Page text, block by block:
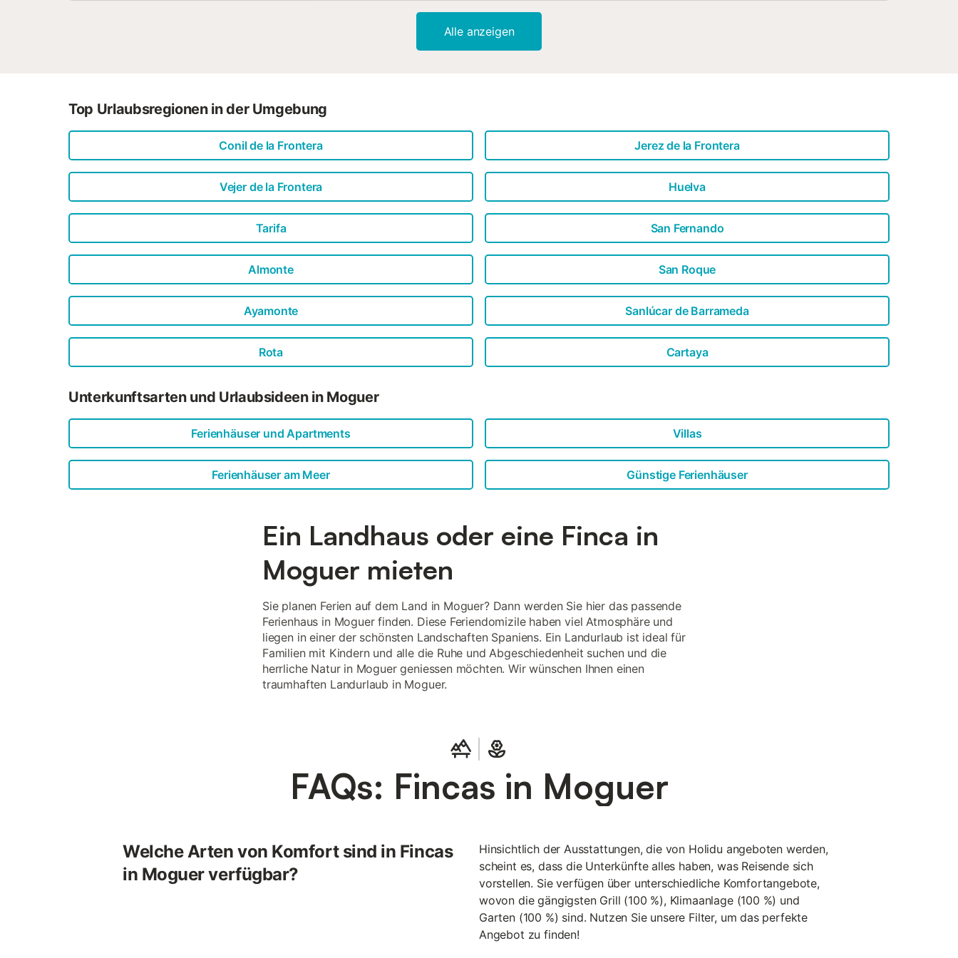
dir vor Ort außerdem eine Waschmaschine und ein Wäschetrockner zur Verfügung....
Alle anzeigen
Top Urlaubsregionen in der Umgebung
Conil de la Frontera Jerez de la Frontera
Vejer de la Frontera Huelva
Tarifa San Fernando
Almonte San Roque
Ayamonte Sanlúcar de Barrameda
Rota Cartaya
Unterkunftsarten und Urlaubsideen in Moguer
Ferienhäuser und Apartments Villas
Ferienhäuser am Meer Günstige Ferienhäuser
Ein Landhaus oder eine Finca in
Moguer mieten
Sie planen Ferien auf dem Land in Moguer? Dann werden Sie hier das passende
Ferienhaus in Moguer finden. Diese Feriendomizile haben viel Atmosphäre und
liegen in einer der schönsten Landschaften Spaniens. Ein Landurlaub ist ideal für
Familien mit Kindern und alle die Ruhe und Abgeschiedenheit suchen und die
herrliche Natur in Moguer geniessen möchten. Wir wünschen Ihnen einen
traumhaften Landurlaub in Moguer.
FAQs: Fincas in Moguer
Welche Arten von Komfort sind in Fincas
in Moguer verfügbar?
Hinsichtlich der Ausstattungen, die von Holidu angeboten werden,
scheint es, dass die Unterkünfte alles haben, was Reisende sich
vorstellen. Sie verfügen über unterschiedliche Komfortangebote,
wovon die gängigsten Grill (100 %), Klimaanlage (100 %) und
Garten (100 %) sind. Nutzen Sie unsere Filter, um das perfekte
Angebot zu finden!